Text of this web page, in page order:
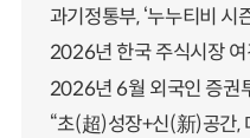
과기정통부, ‘누누티비 시
2026년 한국 주식시장 여
2026년 6월 외국인 증권
“초(超)성장+신(新)공간,